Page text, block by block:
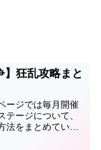
】狂乱攻略まと
ージでは毎月開催
テージについて、
法をまとめていま